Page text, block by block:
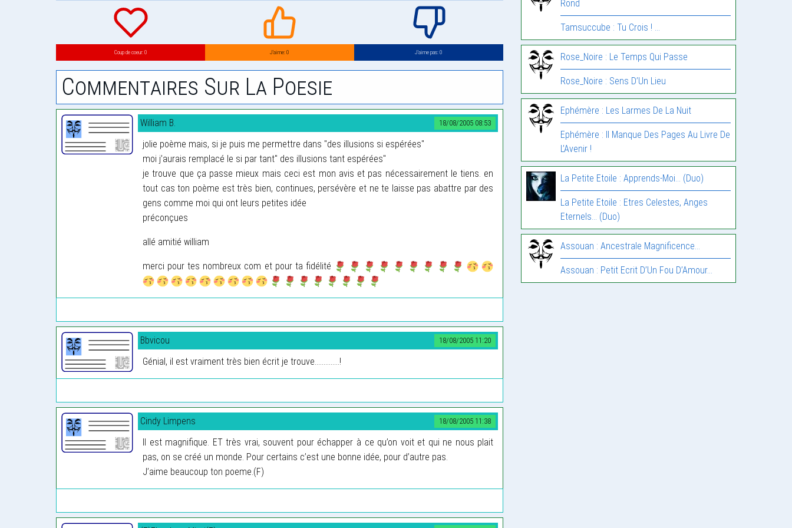
Coup de coeur: 0 J’aime: 0 J’aime pas: 0
Commentaires Sur La Poesie
18/08/2005 08:53
William B.
jolie poème mais, si je puis me permettre dans "des illusions si espérées"
moi j’aurais remplacé le si par tant" des illusions tant espérées"
je trouve que ça passe mieux mais ceci est mon avis et pas nécessairement le tiens. en
tout cas ton poème est très bien, continues, persévère et ne te laisse pas abattre par des
gens comme moi qui ont leurs petites idée
préconçues
allé amitié william
merci pour tes nombreux com et pour ta fidélité
18/08/2005 11:20
Bbvicou
Génial, il est vraiment très bien écrit je trouve..............!
18/08/2005 11:38
Cindy Limpens
Il est magnifique. ET très vrai, souvent pour échapper à ce qu’on voit et qui ne nous plait
pas, on se créé un monde. Pour certains c’est une bonne idée, pour d’autre pas.
J’aime beaucoup ton poeme.(F)
Rond
Tamsuccube : Tu Crois ! …
Rose_Noire : Le Temps Qui Passe
Rose_Noire : Sens D’Un Lieu
Ephémère : Les Larmes De La Nuit
Ephémère : Il Manque Des Pages Au Livre De
L’Avenir !
La Petite Etoile : Apprends-Moi… (Duo)
La Petite Etoile : Etres Celestes, Anges
Eternels… (Duo)
Assouan : Ancestrale Magnificence…
Assouan : Petit Ecrit D’Un Fou D’Amour…